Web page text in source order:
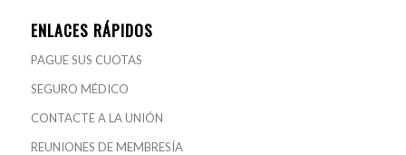
ENLACES RÁPIDOS
PAGUE SUS CUOTAS
SEGURO MÉDICO
CONTACTE A LA UNIÓN
REUNIONES DE MEMBRESÍA